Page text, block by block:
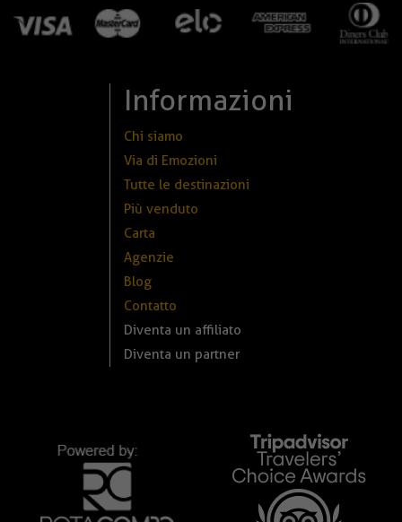
Informazioni
Chi siamo
Via di Emozioni
Tutte le destinazioni
Più venduto
Carta
Agenzie
Blog
Contatto
Diventa un affiliato
Diventa un partner